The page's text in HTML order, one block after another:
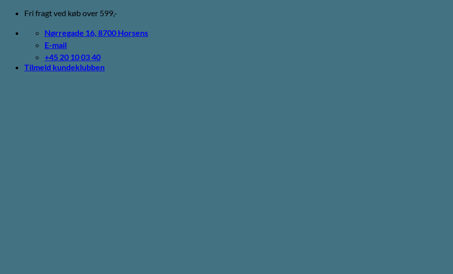
Fortsæt
indhold
Fri fragt ved køb over 599,-
Nørregade 16, 8700 Horsens
E-mail
+45 20 10 03 40
Tilmeld kundeklubben